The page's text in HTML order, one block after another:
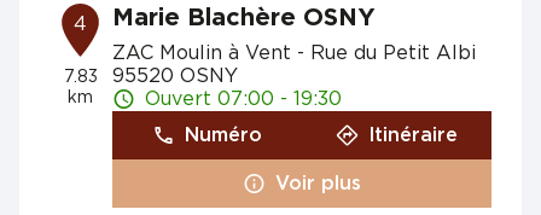
4
7.83
km
Marie Blachère OSNY
ZAC Moulin à Vent - Rue du Petit Albi
95520 OSNY
Ouvert 07:00 - 19:30
Numéro
Itinéraire
Voir plus